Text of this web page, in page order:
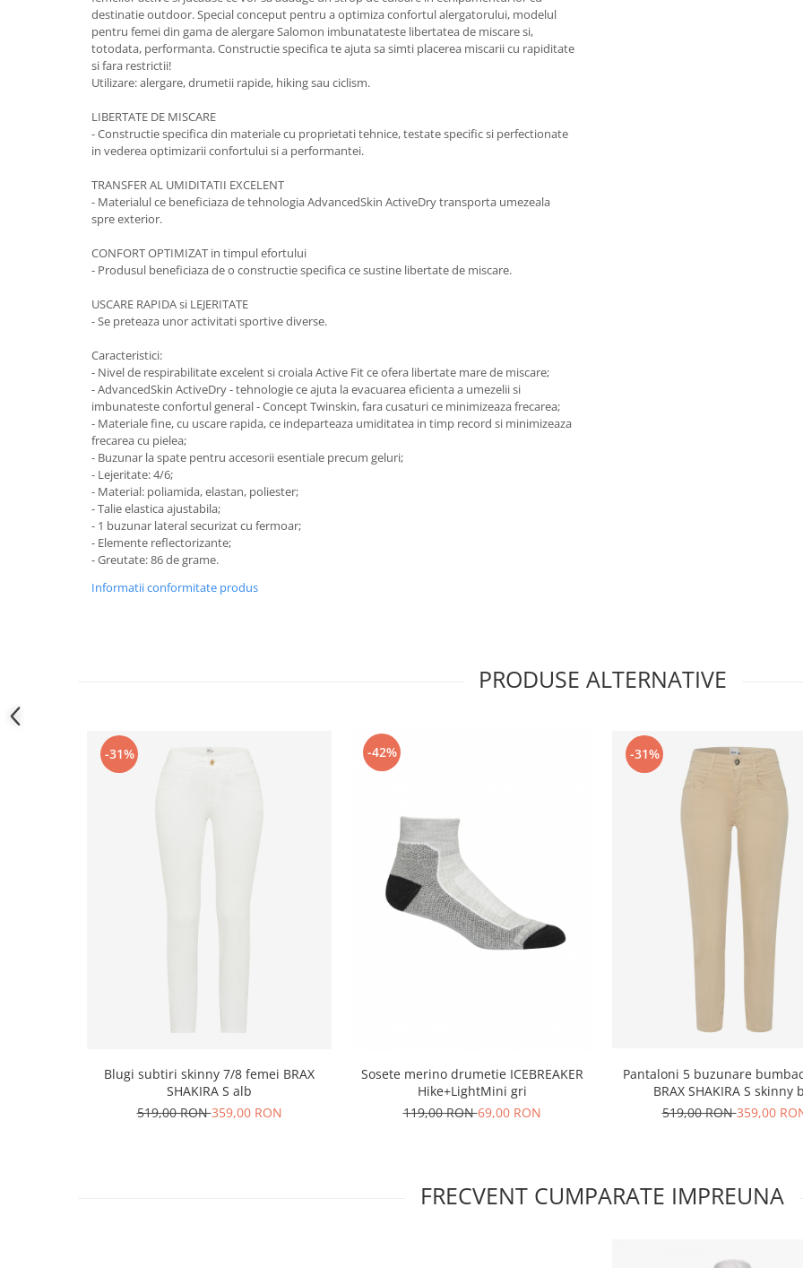
destinatie outdoor. Special conceput pentru a optimiza confortul alergatorului, modelul
pentru femei din gama de alergare Salomon imbunatateste libertatea de miscare si,
totodata, performanta. Constructie specifica te ajuta sa simti placerea miscarii cu rapiditate
si fara restrictii!
Utilizare: alergare, drumetii rapide, hiking sau ciclism.
LIBERTATE DE MISCARE
- Constructie specifica din materiale cu proprietati tehnice, testate specific si perfectionate
in vederea optimizarii confortului si a performantei.
TRANSFER AL UMIDITATII EXCELENT
- Materialul ce beneficiaza de tehnologia AdvancedSkin ActiveDry transporta umezeala
spre exterior.
CONFORT OPTIMIZAT in timpul efortului
- Produsul beneficiaza de o constructie specifica ce sustine libertate de miscare.
USCARE RAPIDA si LEJERITATE
- Se preteaza unor activitati sportive diverse.
Caracteristici:
- Nivel de respirabilitate excelent si croiala Active Fit ce ofera libertate mare de miscare;
- AdvancedSkin ActiveDry - tehnologie ce ajuta la evacuarea eficienta a umezelii si
imbunateste confortul general - Concept Twinskin, fara cusaturi ce minimizeaza frecarea;
- Materiale fine, cu uscare rapida, ce indeparteaza umiditatea in timp record si minimizeaza
frecarea cu pielea;
- Buzunar la spate pentru accesorii esentiale precum geluri;
- Lejeritate: 4/6;
- Material: poliamida, elastan, poliester;
- Talie elastica ajustabila;
- 1 buzunar lateral securizat cu fermoar;
- Elemente reflectorizante;
- Greutate: 86 de grame.
Informatii conformitate produs
PRODUSE ALTERNATIVE
-31%
Blugi subtiri skinny 7/8 femei BRAX
SHAKIRA S alb
519,00 RON359,00 RON
-42%
Sosete merino drumetie ICEBREAKER
Hike+LightMini gri
119,00 RON69,00 RON
-31%
Pantaloni 5 buzunare
BRAX SHAKIRA S skinny
519,00 RON359,00
FRECVENT CUMPARATE IMPREUNA